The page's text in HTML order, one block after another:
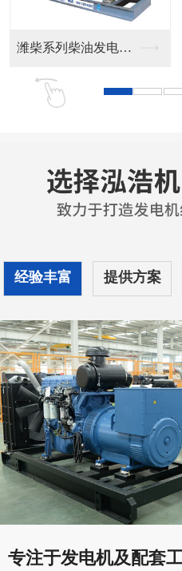
大宇柴油发电机组
经验丰富 提供方案
专注于发电机及配套